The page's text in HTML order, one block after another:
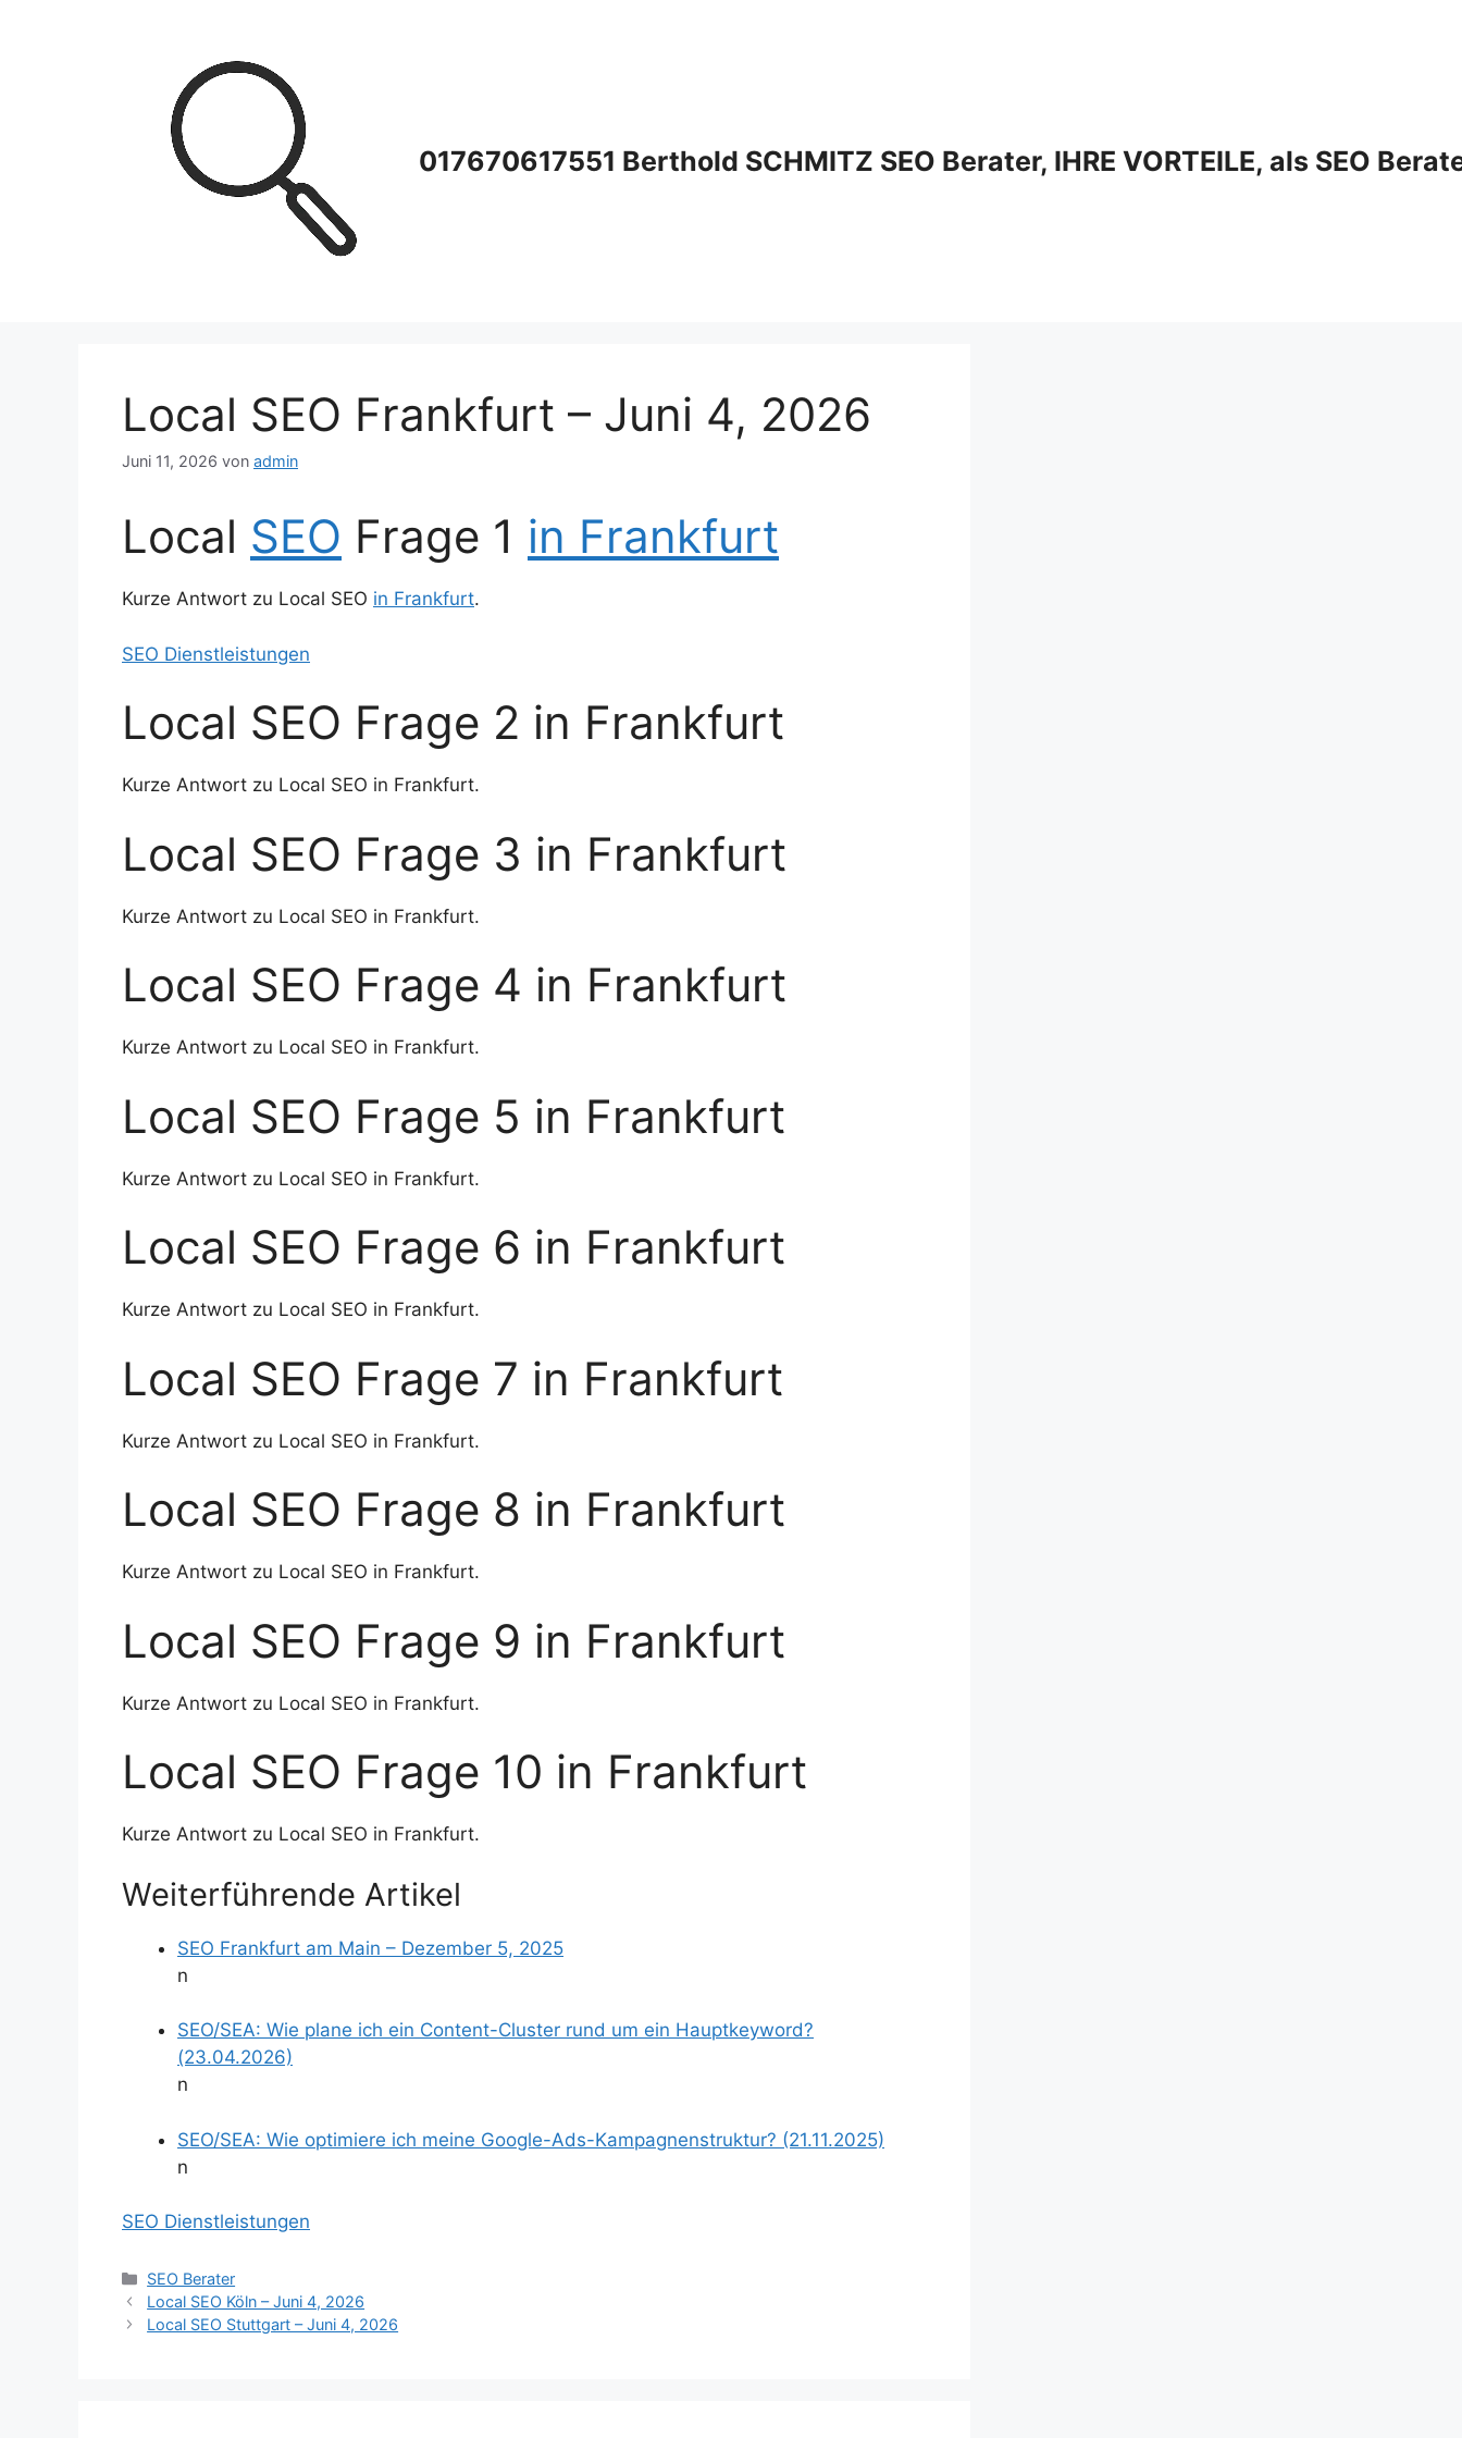
017670617551 Berthold SCHMITZ SEO Berater, IHRE VORTEILE, als SEO
Local SEO Frankfurt – Juni 4, 2026
Juni 11, 2026 von admin
Local SEO Frage 1 in Frankfurt
Kurze Antwort zu Local SEO in Frankfurt.
SEO Dienstleistungen
Local SEO Frage 2 in Frankfurt
Kurze Antwort zu Local SEO in Frankfurt.
Local SEO Frage 3 in Frankfurt
Kurze Antwort zu Local SEO in Frankfurt.
Local SEO Frage 4 in Frankfurt
Kurze Antwort zu Local SEO in Frankfurt.
Local SEO Frage 5 in Frankfurt
Kurze Antwort zu Local SEO in Frankfurt.
Local SEO Frage 6 in Frankfurt
Kurze Antwort zu Local SEO in Frankfurt.
Local SEO Frage 7 in Frankfurt
Kurze Antwort zu Local SEO in Frankfurt.
Local SEO Frage 8 in Frankfurt
Kurze Antwort zu Local SEO in Frankfurt.
Local SEO Frage 9 in Frankfurt
Kurze Antwort zu Local SEO in Frankfurt.
Local SEO Frage 10 in Frankfurt
Kurze Antwort zu Local SEO in Frankfurt.
Weiterführende Artikel
SEO Frankfurt am Main – Dezember 5, 2025
n
SEO/SEA: Wie plane ich ein Content-Cluster rund um ein Hauptkeyword?
(23.04.2026)
n
SEO/SEA: Wie optimiere ich meine Google-Ads-Kampagnenstruktur? (21.11.2025)
n
SEO Dienstleistungen
Kategorien
SEO Berater
Local SEO Köln – Juni 4, 2026
Local SEO Stuttgart – Juni 4, 2026